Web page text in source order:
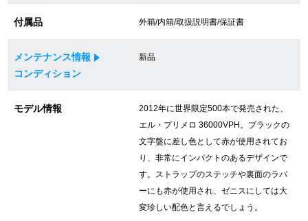
修理・メンテナンスをご希望の方
付属品 外箱/内箱/取扱説明書/保証書
メンテナンス情報
コンディション
新品
モデル情報
2012年に世界限定500本で発売された、
エル・プリメロ 36000VPH。ブラックの
文字盤に差し色として赤が使用されてお
り、非常にインパクトのあるデザインで
す。ストラップのステッチや裏面のラバ
ーにも赤が使用され、ゼニスにしては大
変珍しい配色と言えるでしょう。